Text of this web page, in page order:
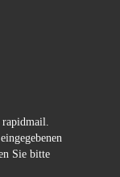
Sie bitte